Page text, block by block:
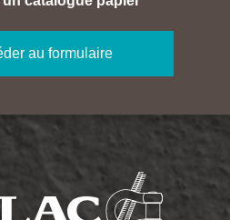
au formulaire